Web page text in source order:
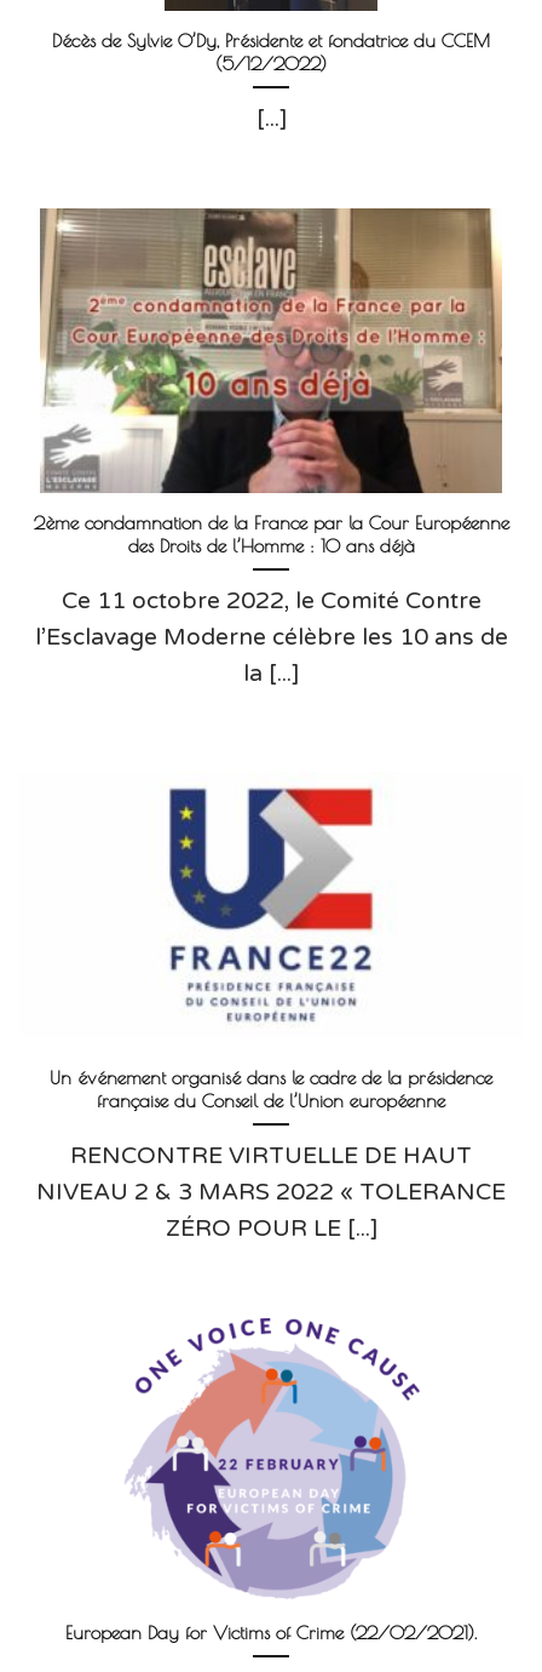
Décès de Sylvie O’Dy, Présidente et fondatrice du CCEM
(5/12/2022)
[...]
2ème condamnation de la France par la Cour Européenne
des Droits de l’Homme : 10 ans déjà
Ce 11 octobre 2022, le Comité Contre
l’Esclavage Moderne célèbre les 10 ans de
la [...]
Un événement organisé dans le cadre de la présidence
française du Conseil de l’Union européenne
RENCONTRE VIRTUELLE DE HAUT
NIVEAU 2 & 3 MARS 2022 « TOLERANCE
ZÉRO POUR LE [...]
European Day for Victims of Crime (22/02/2021).